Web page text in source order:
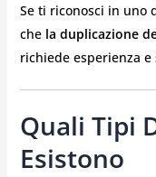
Se ti riconosci in uno
che la duplicazione
richiede esperienza
Quali Tipi
Esistono